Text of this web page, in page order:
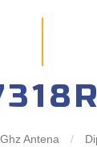
Antena /